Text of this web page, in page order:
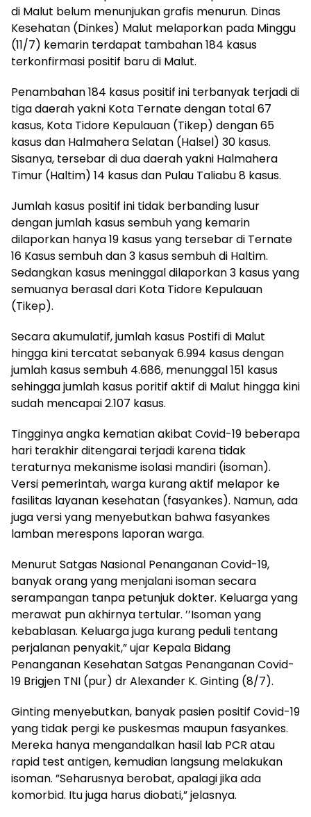
di Malut belum menunjukan grafis menurun. Dinas
Kesehatan (Dinkes) Malut melaporkan pada Minggu
(11/7) kemarin terdapat tambahan 184 kasus
terkonfirmasi positif baru di Malut.
Penambahan 184 kasus positif ini terbanyak terjadi di
tiga daerah yakni Kota Ternate dengan total 67
kasus, Kota Tidore Kepulauan (Tikep) dengan 65
kasus dan Halmahera Selatan (Halsel) 30 kasus.
Sisanya, tersebar di dua daerah yakni Halmahera
Timur (Haltim) 14 kasus dan Pulau Taliabu 8 kasus.
Jumlah kasus positif ini tidak berbanding lusur
dengan jumlah kasus sembuh yang kemarin
dilaporkan hanya 19 kasus yang tersebar di Ternate
16 Kasus sembuh dan 3 kasus sembuh di Haltim.
Sedangkan kasus meninggal dilaporkan 3 kasus yang
semuanya berasal dari Kota Tidore Kepulauan
(Tikep).
Secara akumulatif, jumlah kasus Postifi di Malut
hingga kini tercatat sebanyak 6.994 kasus dengan
jumlah kasus sembuh 4.686, menunggal 151 kasus
sehingga jumlah kasus poritif aktif di Malut hingga kini
sudah mencapai 2.107 kasus.
Tingginya angka kematian akibat Covid-19 beberapa
hari terakhir ditengarai terjadi karena tidak
teraturnya mekanisme isolasi mandiri (isoman).
Versi pemerintah, warga kurang aktif melapor ke
fasilitas layanan kesehatan (fasyankes). Namun, ada
juga versi yang menyebutkan bahwa fasyankes
lamban merespons laporan warga.
Menurut Satgas Nasional Penanganan Covid-19,
banyak orang yang menjalani isoman secara
serampangan tanpa petunjuk dokter. Keluarga yang
merawat pun akhirnya tertular. ’’Isoman yang
kebablasan. Keluarga juga kurang peduli tentang
perjalanan penyakit,” ujar Kepala Bidang
Penanganan Kesehatan Satgas Penanganan Covid-
19 Brigjen TNI (pur) dr Alexander K. Ginting (8/7).
Ginting menyebutkan, banyak pasien positif Covid-19
yang tidak pergi ke puskesmas maupun fasyankes.
Mereka hanya mengandalkan hasil lab PCR atau
rapid test antigen, kemudian langsung melakukan
isoman. ”Seharusnya berobat, apalagi jika ada
komorbid. Itu juga harus diobati,” jelasnya.